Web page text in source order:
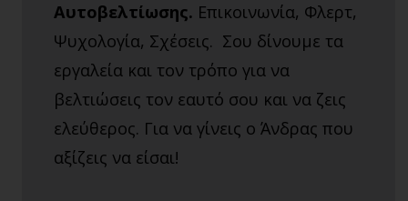
Αυτοβελτίωσης. Επικοινωνία, Φλερτ,
Ψυχολογία, Σχέσεις. Σου δίνουμε τα
εργαλεία και τον τρόπο για να
βελτιώσεις τον εαυτό σου και να ζεις
ελεύθερος. Για να γίνεις ο Άνδρας που
αξίζεις να είσαι!